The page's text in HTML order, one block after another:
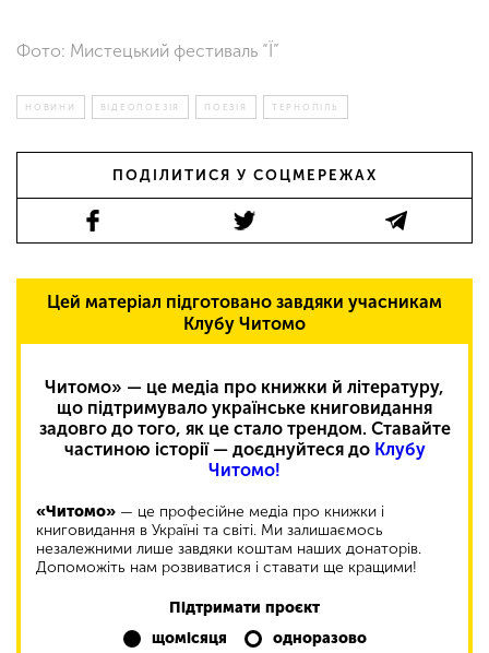
Фото: Мистецький фестиваль “Ї”
НОВИНИ ВІДЕОПОЕЗІЯ ПОЕЗІЯ ТЕРНОПІЛЬ
ПОДІЛИТИСЯ У СОЦМЕРЕЖАХ
Цей матеріал підготовано завдяки учасникам
Клубу Читомо
Читомо» — це медіа про книжки й літературу,
що підтримувало українське книговидання
задовго до того, як це стало трендом. Ставайте
частиною історії — доєднуйтеся до Клубу
Читомо!
«Читомо» — це професійне медіа про книжки і
книговидання в Україні та світі. Ми залишаємось
незалежними лише завдяки коштам наших донаторів.
Допоможіть нам розвиватися і ставати ще кращими!
Підтримати проєкт
щомісяця
одноразово